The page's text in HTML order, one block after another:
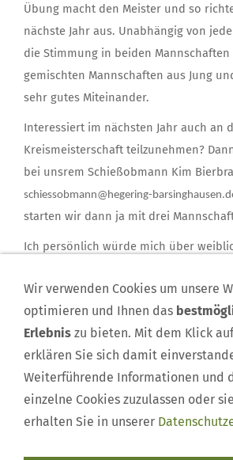
Übung macht den Meister und so
nächste Jahr aus. Unabhängig von
die Stimmung in beiden
gemischten Mannschaften aus Jung
sehr gutes Miteinander.
Interessiert im nächsten Jahr auch an
Kreismeisterschaft teilzunehmen?
bei unsrem Schießobmann Kim
schiessobmann@hegering-
starten wir dann ja mit drei
Ich persönlich würde mich über
Nadine Führer-Pätzold
Wir verwenden Cookies um unsere
optimieren und Ihnen das
Erlebnis zu bieten. Mit dem Klick
erklären Sie sich damit
Weiterführende Informationen und
einzelne Cookies zuzulassen oder
erhalten Sie in unserer